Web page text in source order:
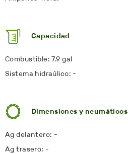
Capacidad
Combustible: 7.9 gal
Sistema hidraúlico: -
Dimensiones y neumáticos
Ag delantero: -
Ag trasero: -